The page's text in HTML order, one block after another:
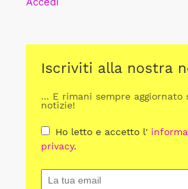
Iscriviti alla nostra
... E rimani sempre aggiornato
notizie!
Ho letto e accetto l'
privacy.